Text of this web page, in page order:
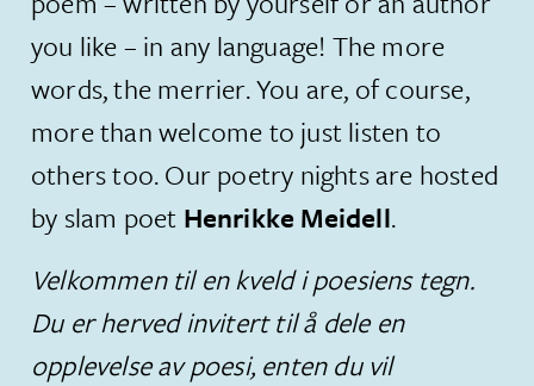
you like – in any language! The more
words, the merrier. You are, of course,
more than welcome to just listen to
others too. Our poetry nights are hosted
by slam poet Henrikke Meidell.
Velkommen til en kveld i poesiens tegn.
Du er herved invitert til å dele en
opplevelse av poesi, enten du vil